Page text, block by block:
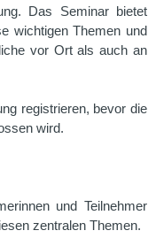
Das Seminar bietet
wichtigen Themen und
vor Ort als auch an
registrieren, bevor die
wird.
und Teilnehmer
zentralen Themen.